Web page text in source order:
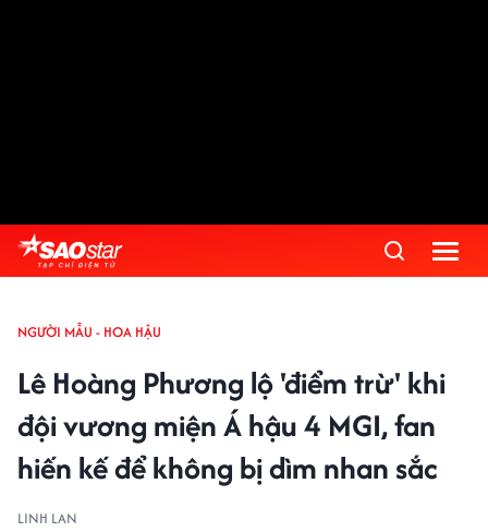
NGƯỜI MẪU - HOA HẬU
Lê Hoàng Phương lộ 'điểm trừ' khi
đội vương miện Á hậu 4 MGI, fan
hiến kế để không bị dìm nhan sắc
LINH LAN